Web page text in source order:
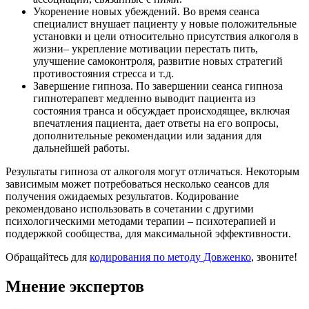
Укоренение новых убеждений. Во время сеанса
специалист внушает пациенту у новые положительные
установки и цели относительно присутствия алкоголя в
жизни– укрепление мотивации перестать пить,
улучшение самоконтроля, развитие новых стратегий
противостояния стресса и т.д.
Завершение гипноза. По завершении сеанса гипноза
гипнотерапевт медленно выводит пациента из
состояния транса и обсуждает происходящее, включая
впечатления пациента, дает ответы на его вопросы,
дополнительные рекомендации или задания для
дальнейшей работы.
Результаты гипноза от алкоголя могут отличаться. Некоторым
зависимым может потребоваться несколько сеансов для
получения ожидаемых результатов. Кодирование
рекомендовано использовать в сочетании с другими
психологическими методами терапии – психотерапией и
поддержкой сообщества, для максимальной эффективности.
Обращайтесь для кодирования по методу Довженко, звоните!
Мнение экспертов